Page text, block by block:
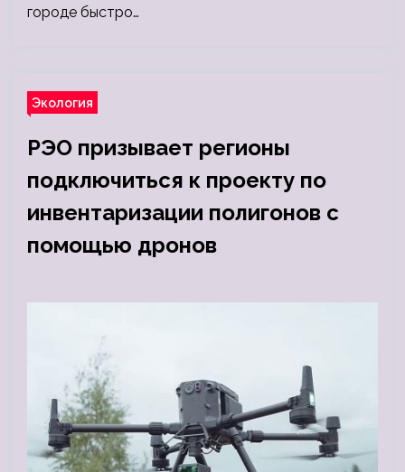
городе быстро…
Экология
РЭО призывает регионы
подключиться к проекту по
инвентаризации полигонов с
помощью дронов